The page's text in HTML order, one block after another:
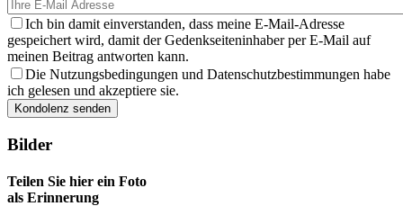
Ich bin damit einverstanden, dass meine E-Mail-Adresse
gespeichert wird, damit der Gedenkseiteninhaber per E-Mail auf
meinen Beitrag antworten kann.
Die Nutzungsbedingungen und Datenschutzbestimmungen habe
ich gelesen und akzeptiere sie.
Bilder
Teilen Sie hier ein Foto
als Erinnerung